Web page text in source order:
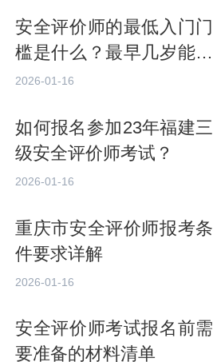
安全评价师的最低入门门
槛是什么？最早几岁能够
成为安全评价师？
2026-01-16
如何报名参加23年福建三
级安全评价师考试？
2026-01-16
重庆市安全评价师报考条
件要求详解
2026-01-16
安全评价师考试报名前需
要准备的材料清单